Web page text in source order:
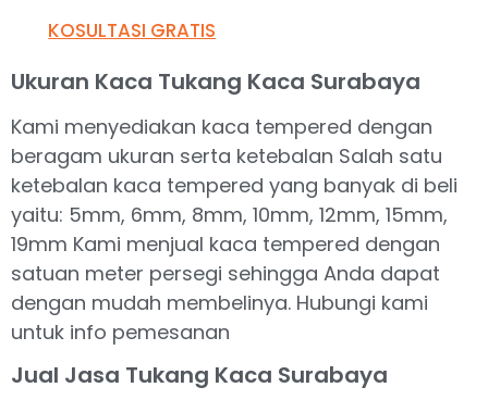
KOSULTASI GRATIS
Ukuran Kaca Tukang Kaca Surabaya
Kami menyediakan kaca tempered dengan
beragam ukuran serta ketebalan Salah satu
ketebalan kaca tempered yang banyak di beli
yaitu: 5mm, 6mm, 8mm, 10mm, 12mm, 15mm,
19mm Kami menjual kaca tempered dengan
satuan meter persegi sehingga Anda dapat
dengan mudah membelinya. Hubungi kami
untuk info pemesanan
Jual Jasa Tukang Kaca Surabaya